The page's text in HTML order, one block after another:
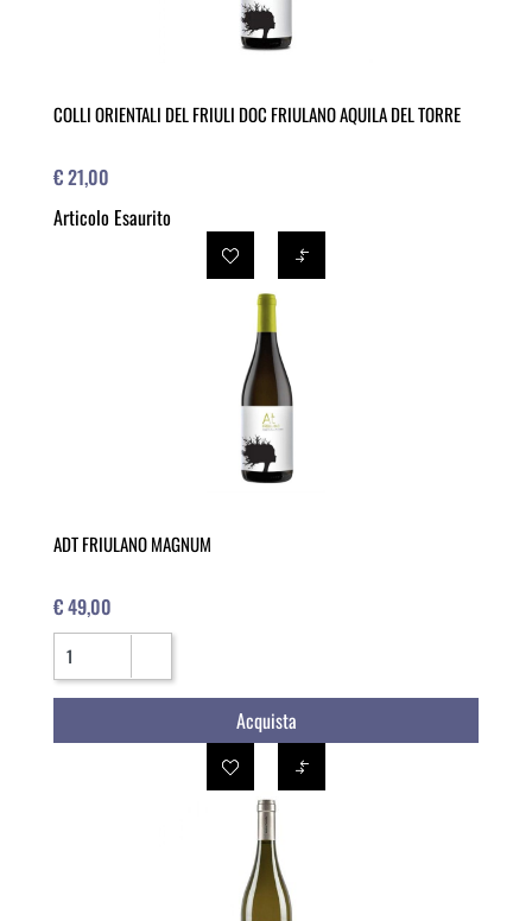
COLLI ORIENTALI DEL FRIULI DOC FRIULANO AQUILA DEL TORRE
€ 21,00
Articolo Esaurito
ADT FRIULANO MAGNUM
€ 49,00
Quantità
Acquista